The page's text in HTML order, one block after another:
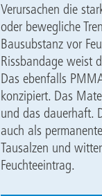
Verursachen die
oder bewegliche
Bausubstanz vor
Rissbandage weist
Das ebenfalls
konzipiert. Das
und das dauerhaft.
auch als
Tausalzen und
Feuchteeintrag.